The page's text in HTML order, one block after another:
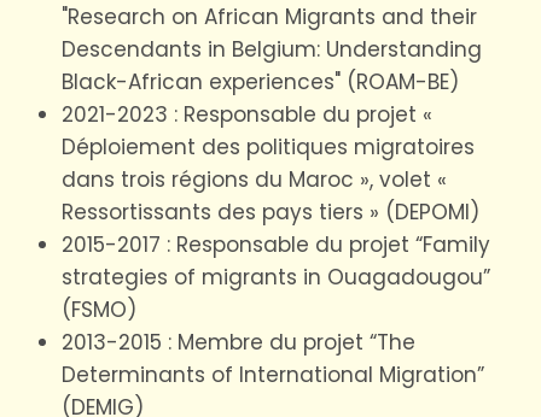
"Research on African Migrants and their
Descendants in Belgium: Understanding
Black-African experiences" (ROAM-BE)
2021-2023 : Responsable du projet «
Déploiement des politiques migratoires
dans trois régions du Maroc », volet «
Ressortissants des pays tiers » (DEPOMI)
2015-2017 : Responsable du projet “Family
strategies of migrants in Ouagadougou”
(FSMO)
2013-2015 : Membre du projet “The
Determinants of International Migration”
(DEMIG)